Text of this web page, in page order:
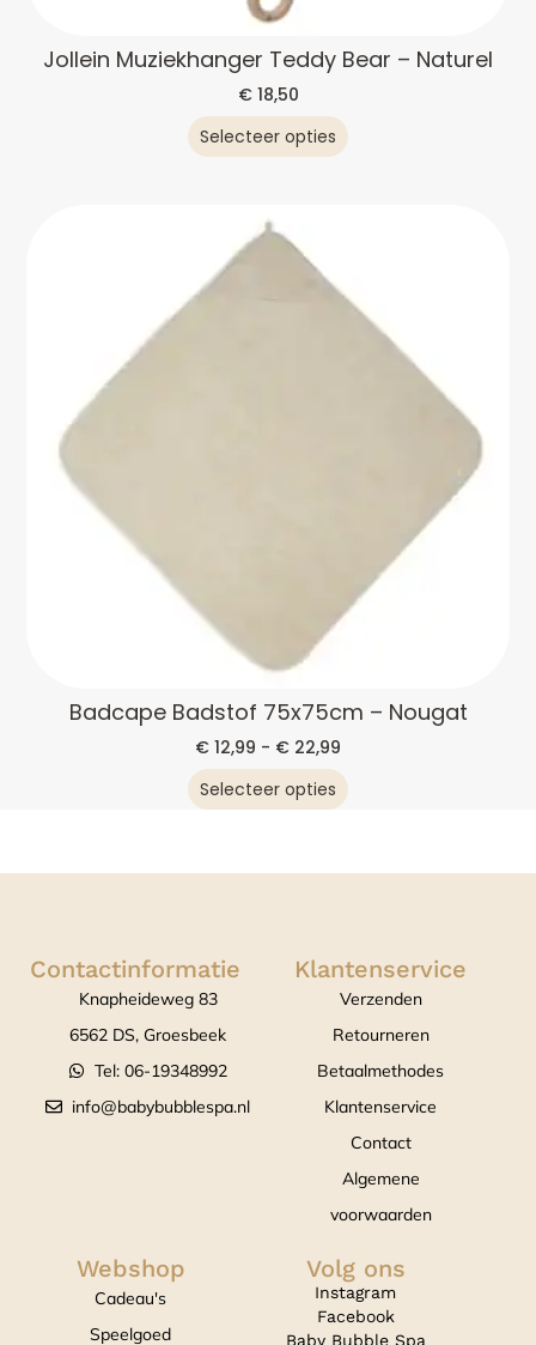
Jollein Muziekhanger Teddy Bear – Naturel
€18,50
Selecteer opties
Badcape Badstof 75x75cm – Nougat
€ 12,99 - € 22,99
Selecteer opties
Contactinformatie
Knapheideweg 83
6562 DS, Groesbeek
Tel: 06-19348992
info@babybubblespa.nl
Klantenservice
Verzenden
Retourneren
Betaalmethodes
Klantenservice
Contact
Algemene
voorwaarden
Webshop
Cadeau's
Speelgoed
Volg ons
Instagram
Facebook
Baby Bubble Spa